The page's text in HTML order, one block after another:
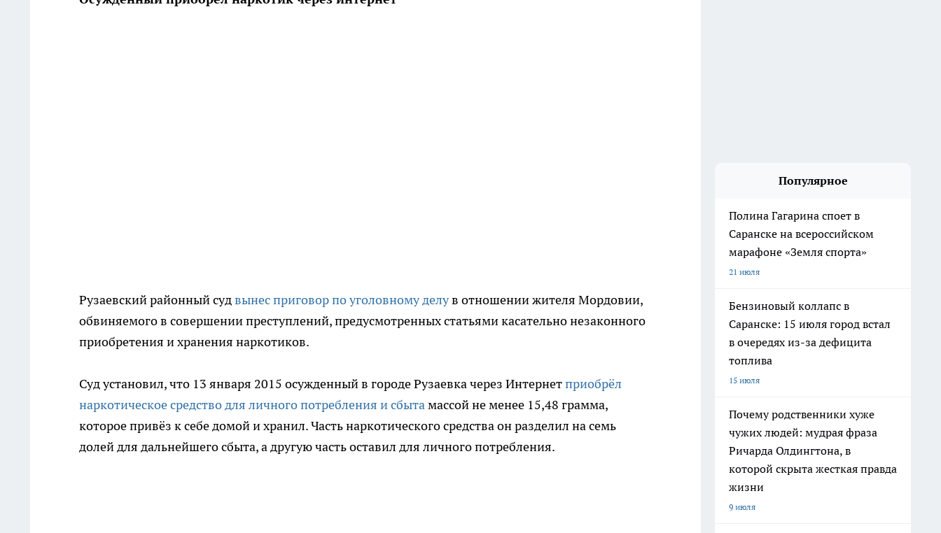
Рузаевский районный судвынес приговор по уголовному делув отношении жителя Мордовии,
обвиняемого в совершении преступлений, предусмотренных статьями касательно незаконного
приобретения и хранения наркотиков.
Суд установил, что 13 января 2015 осужденный в городе Рузаевка через Интернетприобрёл
наркотическое средство для личного потребления и сбытамассой не менее 15,48 грамма,
которое привёз к себе домой и хранил. Часть наркотического средства он разделил на семь
долей для дальнейшего сбыта, а другую часть оставил для личного потребления.
Популярное
Полина Гагарина споет в
Саранске на всероссийском
марафоне «Земля спорта»
21 июля
Бензиновый коллапс в
Саранске: 15 июля город встал
в очередях из-за дефицита
топлива
15 июля
Почему родственники хуже
чужих людей: мудрая фраза
Ричарда Олдингтона, в
которой скрыта жесткая правда
жизни
9 июля